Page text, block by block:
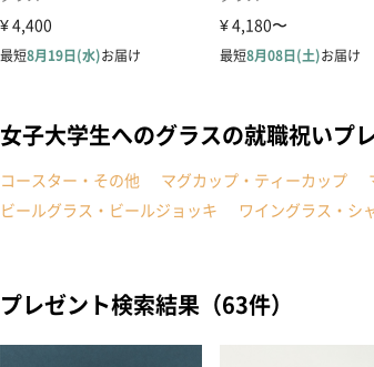
女子大学生へのグラスの就職祝いプ
コースター・その他 マグカップ・ティーカップ
ビールグラス・ビールジョッキ
ワイングラス・シ
プレゼント検索結果（63件）